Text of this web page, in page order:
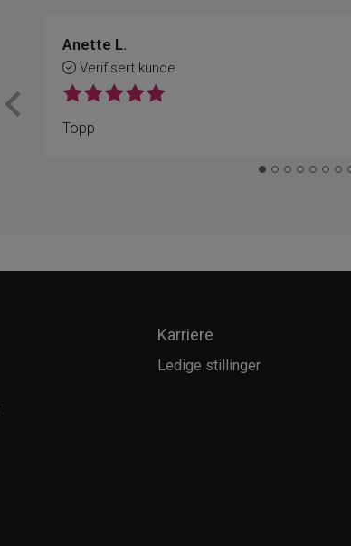
Anette L.
Verifisert kunde
Topp
Karriere
Ledige stillinger